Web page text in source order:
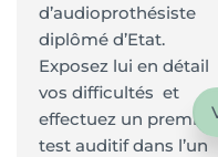
d’audioprothésiste
diplômé d’Etat.
Exposez lui en détail
vos difficultés et
effectuez un premier
test auditif dans l’un